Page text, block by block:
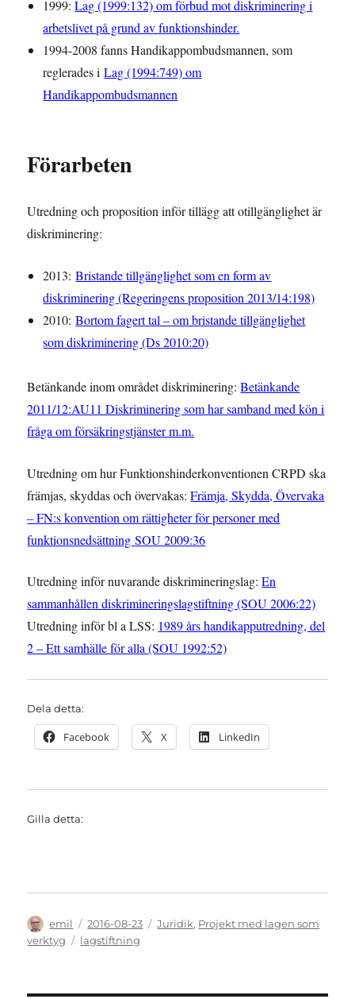
1999:Lag (1999:132) om förbud mot diskriminering i
arbetslivet på grund av funktionshinder.
1994-2008 fanns Handikappombudsmannen, som
reglerades iLag (1994:749) om
Handikappombudsmannen
Förarbeten
Utredning och proposition inför tillägg att otillgänglighet är
diskriminering:
2013:Bristande tillgänglighet som en form av
diskriminering (Regeringens proposition 2013/14:198)
2010:Bortom fagert tal – om bristande tillgänglighet
som diskriminering (Ds 2010:20)
Betänkande inom området diskriminering:Betänkande
2011/12:AU11 Diskriminering som har samband med kön i
fråga om försäkringstjänster m.m.
Utredning om hur Funktionshinderkonventionen CRPD ska
främjas, skyddas och övervakas:Främja, Skydda, Övervaka
– FN:s konvention om rättigheter för personer med
funktionsnedsättningSOU 2009:36
Utredning inför nuvarande diskrimineringslag:En
sammanhållen diskrimineringslagstiftning (SOU 2006:22)
Utredning inför bl a LSS: 1989 års handikapputredning, del
2 – Ett samhälle för alla (SOU 1992:52)
Dela detta:
Facebook X LinkedIn
Gilla detta:
Författare
emil
Publicerat
den
2016-08-23 Kategorier
Juridik, Projekt med lagen som
verktyg
Etiketter
lagstiftning